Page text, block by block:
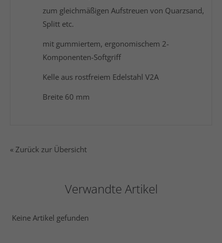
zum gleichmäßigen Aufstreuen von Quarzsand,
Splitt etc.
mit gummiertem, ergonomischem 2-
Komponenten-Softgriff
Kelle aus rostfreiem Edelstahl V2A
Breite 60 mm
« Zurück zur Übersicht
Verwandte Artikel
Keine Artikel gefunden